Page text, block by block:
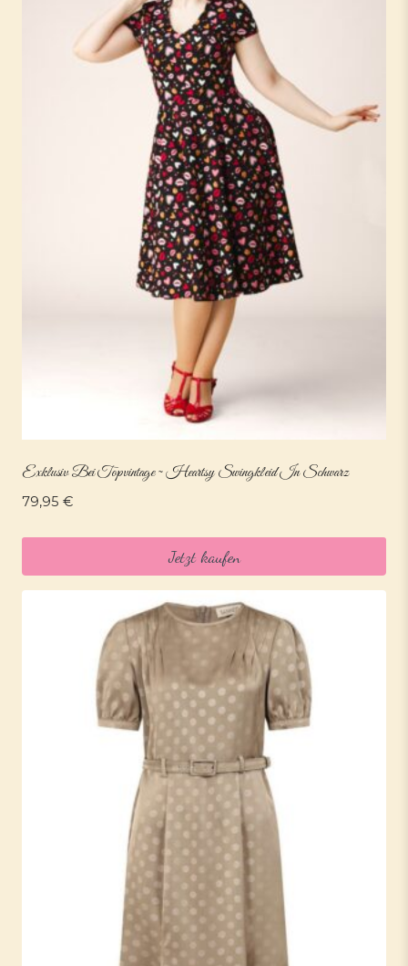
Exklusiv Bei Topvintage ~ Heartsy Swingkleid In Schwarz
79,95 €
Jetzt kaufen